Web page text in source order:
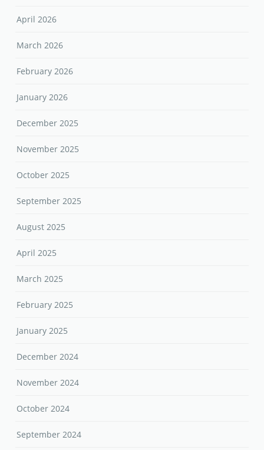
April 2026
March 2026
February 2026
January 2026
December 2025
November 2025
October 2025
September 2025
August 2025
April 2025
March 2025
February 2025
January 2025
December 2024
November 2024
October 2024
September 2024